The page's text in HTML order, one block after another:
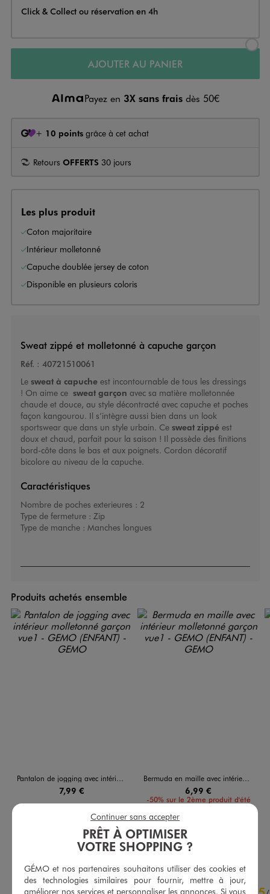
Click & Collect ou réservation en 4h
AJOUTER AU PANIER
Payez en 3X sans frais dès 50€
+ 10 points grâce à cet achat
Retours OFFERTS 30 jours
Les plus produit
Coton majoritaire
Intérieur molletonné
Capuche doublée jersey de coton
Disponible en plusieurs coloris
Sweat zippé et molletonné à capuche garçon
Réf. : 40721510061
Le sweat à capucheest incontournable de tous les dressings
! On aime ce sweat garçon avec sa matière molletonnée
chaude et douce, au style décontracté avec capuche et poches
façon kangourou. Il s’intègre aussi bien dans un look
sportswear que dans un style urbain. Ce sweat zippé est
doux et chaud, parfait pour la saison ! Il possède des finitions
bord-côte dans le bas et aux poignets. Cordon décoratif
bicolore au niveau de la capuche.
Caractéristiques
Nombre de poches exterieures : 2
Type de fermeture : Zip
Type de manche : Manches longues
Produits achetés ensemble
Pantalon de jogging avec intérieur molletonné garçon
7,99 €
AJOUTERAU PANIER
Bermuda en maille avec intérieur molletonné garçon
6,99 €
-50% sur le 2ème produit d'été
AJOUTER
PRÊT À OPTIMISER
VOTRE SHOPPING ?
GÉMO et nos partenaires souhaitons utiliser des cookies et
des technologies similaires pour fournir, mettre à jour,
améliorer nos services et personnaliser les annonces. Si vous
Continuer sans accepter